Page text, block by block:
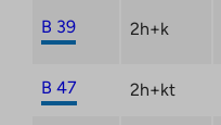
B 39 2h+k
B 47 2h+kt